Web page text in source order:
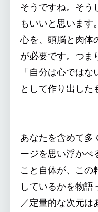
そうですね。そう
もいいと思います
心を、頭脳と肉体
が必要です。つま
「自分は心では
として作り出した
あなたを含めて多
ージを思い浮かべ
こと自体が、この
しているかを物
／定量的な次元は